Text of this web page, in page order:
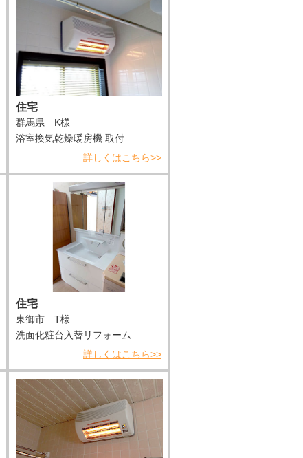
住宅
群馬県 K様
浴室換気乾燥暖房機 取付
詳しくはこちら>>
住宅
東御市 T様
洗面化粧台入替リフォーム
詳しくはこちら>>